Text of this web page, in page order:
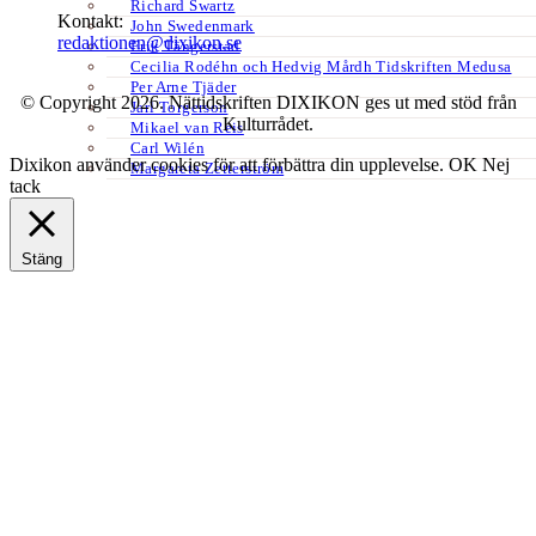
Richard Swartz
John Swedenmark
Erik Tängerstad
Cecilia Rodéhn och Hedvig Mårdh Tidskriften Medusa
Per Arne Tjäder
Jarl Torgerson
Mikael van Reis
Carl Wilén
Margareta Zetterström
Kontakt:
redaktionen@dixikon.se
© Copyright 2026. Nättidskriften DIXIKON ges ut med stöd från
Kulturrådet.
Dixikon använder cookies för att förbättra din upplevelse.OK Nej
tack
Stäng